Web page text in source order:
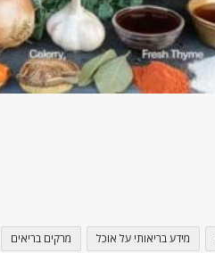
מידע בריאותי על אוכל מרקים בריאים